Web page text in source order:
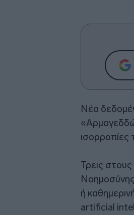
Νέα
ισορροπίες
Τρεις
ή
artificial